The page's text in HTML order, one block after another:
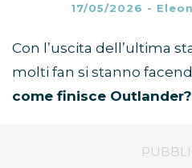
17/05/2026 -
Con l’uscita dell’ultima
molti fan si stanno
come finisce Outlander?